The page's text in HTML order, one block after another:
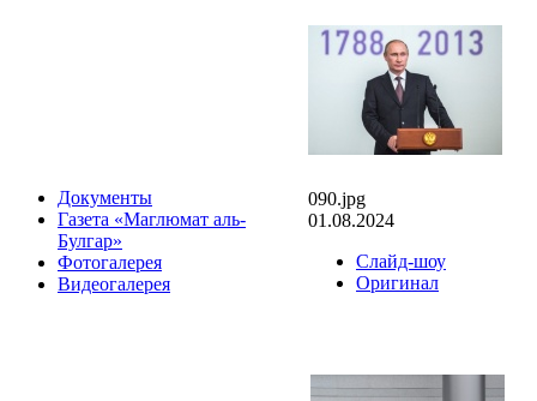
Документы
Газета «Маглюмат аль-
Булгар»
Фотогалерея
Видеогалерея
090.jpg
01.08.2024
Слайд-шоу
Оригинал